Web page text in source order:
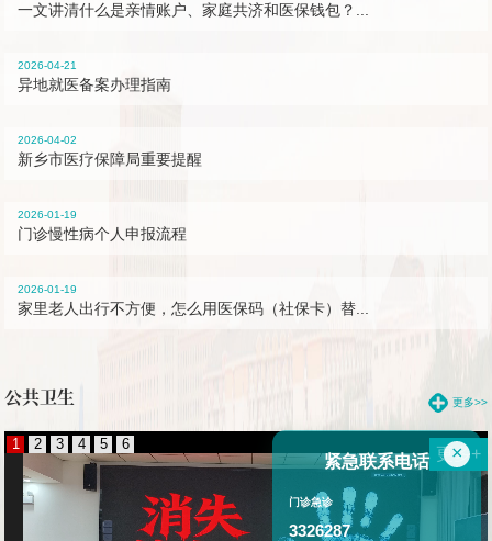
一文讲清什么是亲情账户、家庭共济和医保钱包？...
2026-04-21
异地就医备案办理指南
2026-04-02
新乡市医疗保障局重要提醒
2026-01-19
门诊慢性病个人申报流程
2026-01-19
家里老人出行不方便，怎么用医保码（社保卡）替...
公共卫生 更多>>
更多+
1 2 3 4 5 6 ×
紧急联系电话
门诊急诊
3326287